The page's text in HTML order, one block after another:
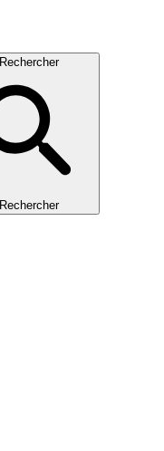
Rechercher
Rechercher